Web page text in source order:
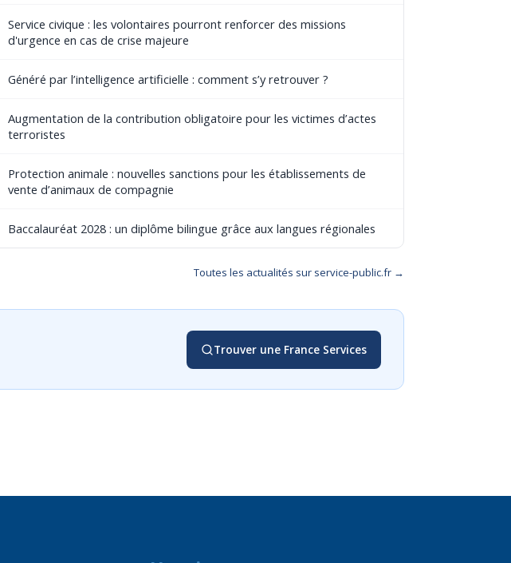
Service civique : les volontaires pourront renforcer des missions
d'urgence en cas de crise majeure
Généré par l’intelligence artificielle : comment s’y retrouver ?
Augmentation de la contribution obligatoire pour les victimes d’actes
terroristes
Protection animale : nouvelles sanctions pour les établissements de
vente d’animaux de compagnie
Baccalauréat 2028 : un diplôme bilingue grâce aux langues régionales
Toutes les actualités sur service-public.fr →
Trouver une France Services